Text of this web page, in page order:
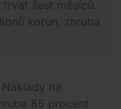
šest měsíců.
korun, zhruba
na
85 procent